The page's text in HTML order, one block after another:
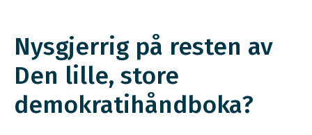
Nysgjerrig på resten av
Den lille, store
demokratihåndboka?